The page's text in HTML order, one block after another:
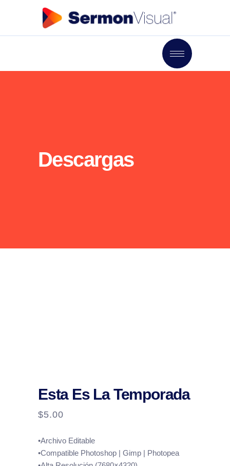
Descargas
Esta Es La Temporada
$5.00
•Archivo Editable
•Compatible Photoshop | Gimp | Photopea